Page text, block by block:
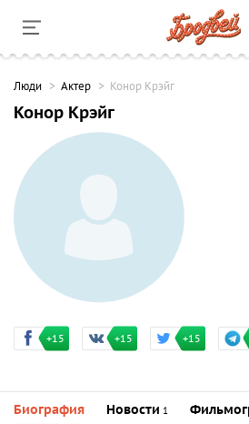
Люди Актер Конор Крэйг
Конор Крэйг
+15 +15 +15
Биография Новости 1